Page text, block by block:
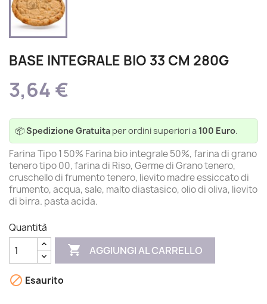
BASE INTEGRALE BIO 33 CM 280G
3,64 €
📦Spedizione Gratuita per ordini superiori a 100 Euro.
Farina Tipo 1 50% Farina bio integrale 50%, farina di grano
tenero tipo 00, farina di Riso, Germe di Grano tenero,
cruschello di frumento tenero, lievito madre essiccato di
frumento, acqua, sale, malto diastasico, olio di oliva, lievito
di birra. pasta acida.
Quantità
 AGGIUNGI AL CARRELLO
 Esaurito